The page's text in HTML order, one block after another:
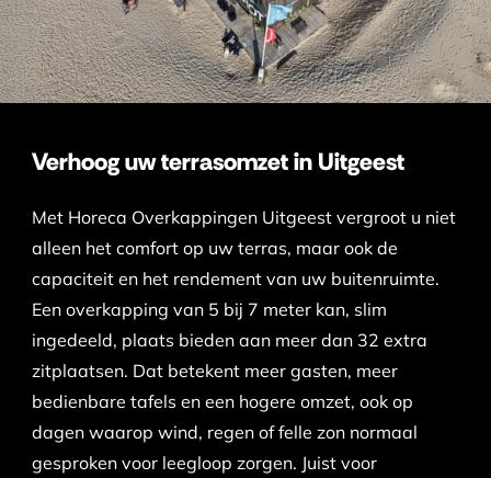
Verhoog uw terrasomzet in Uitgeest
Met Horeca Overkappingen Uitgeest vergroot u niet
alleen het comfort op uw terras, maar ook de
capaciteit en het rendement van uw buitenruimte.
Een overkapping van 5 bij 7 meter kan, slim
ingedeeld, plaats bieden aan meer dan 32 extra
zitplaatsen. Dat betekent meer gasten, meer
bedienbare tafels en een hogere omzet, ook op
dagen waarop wind, regen of felle zon normaal
gesproken voor leegloop zorgen. Juist voor